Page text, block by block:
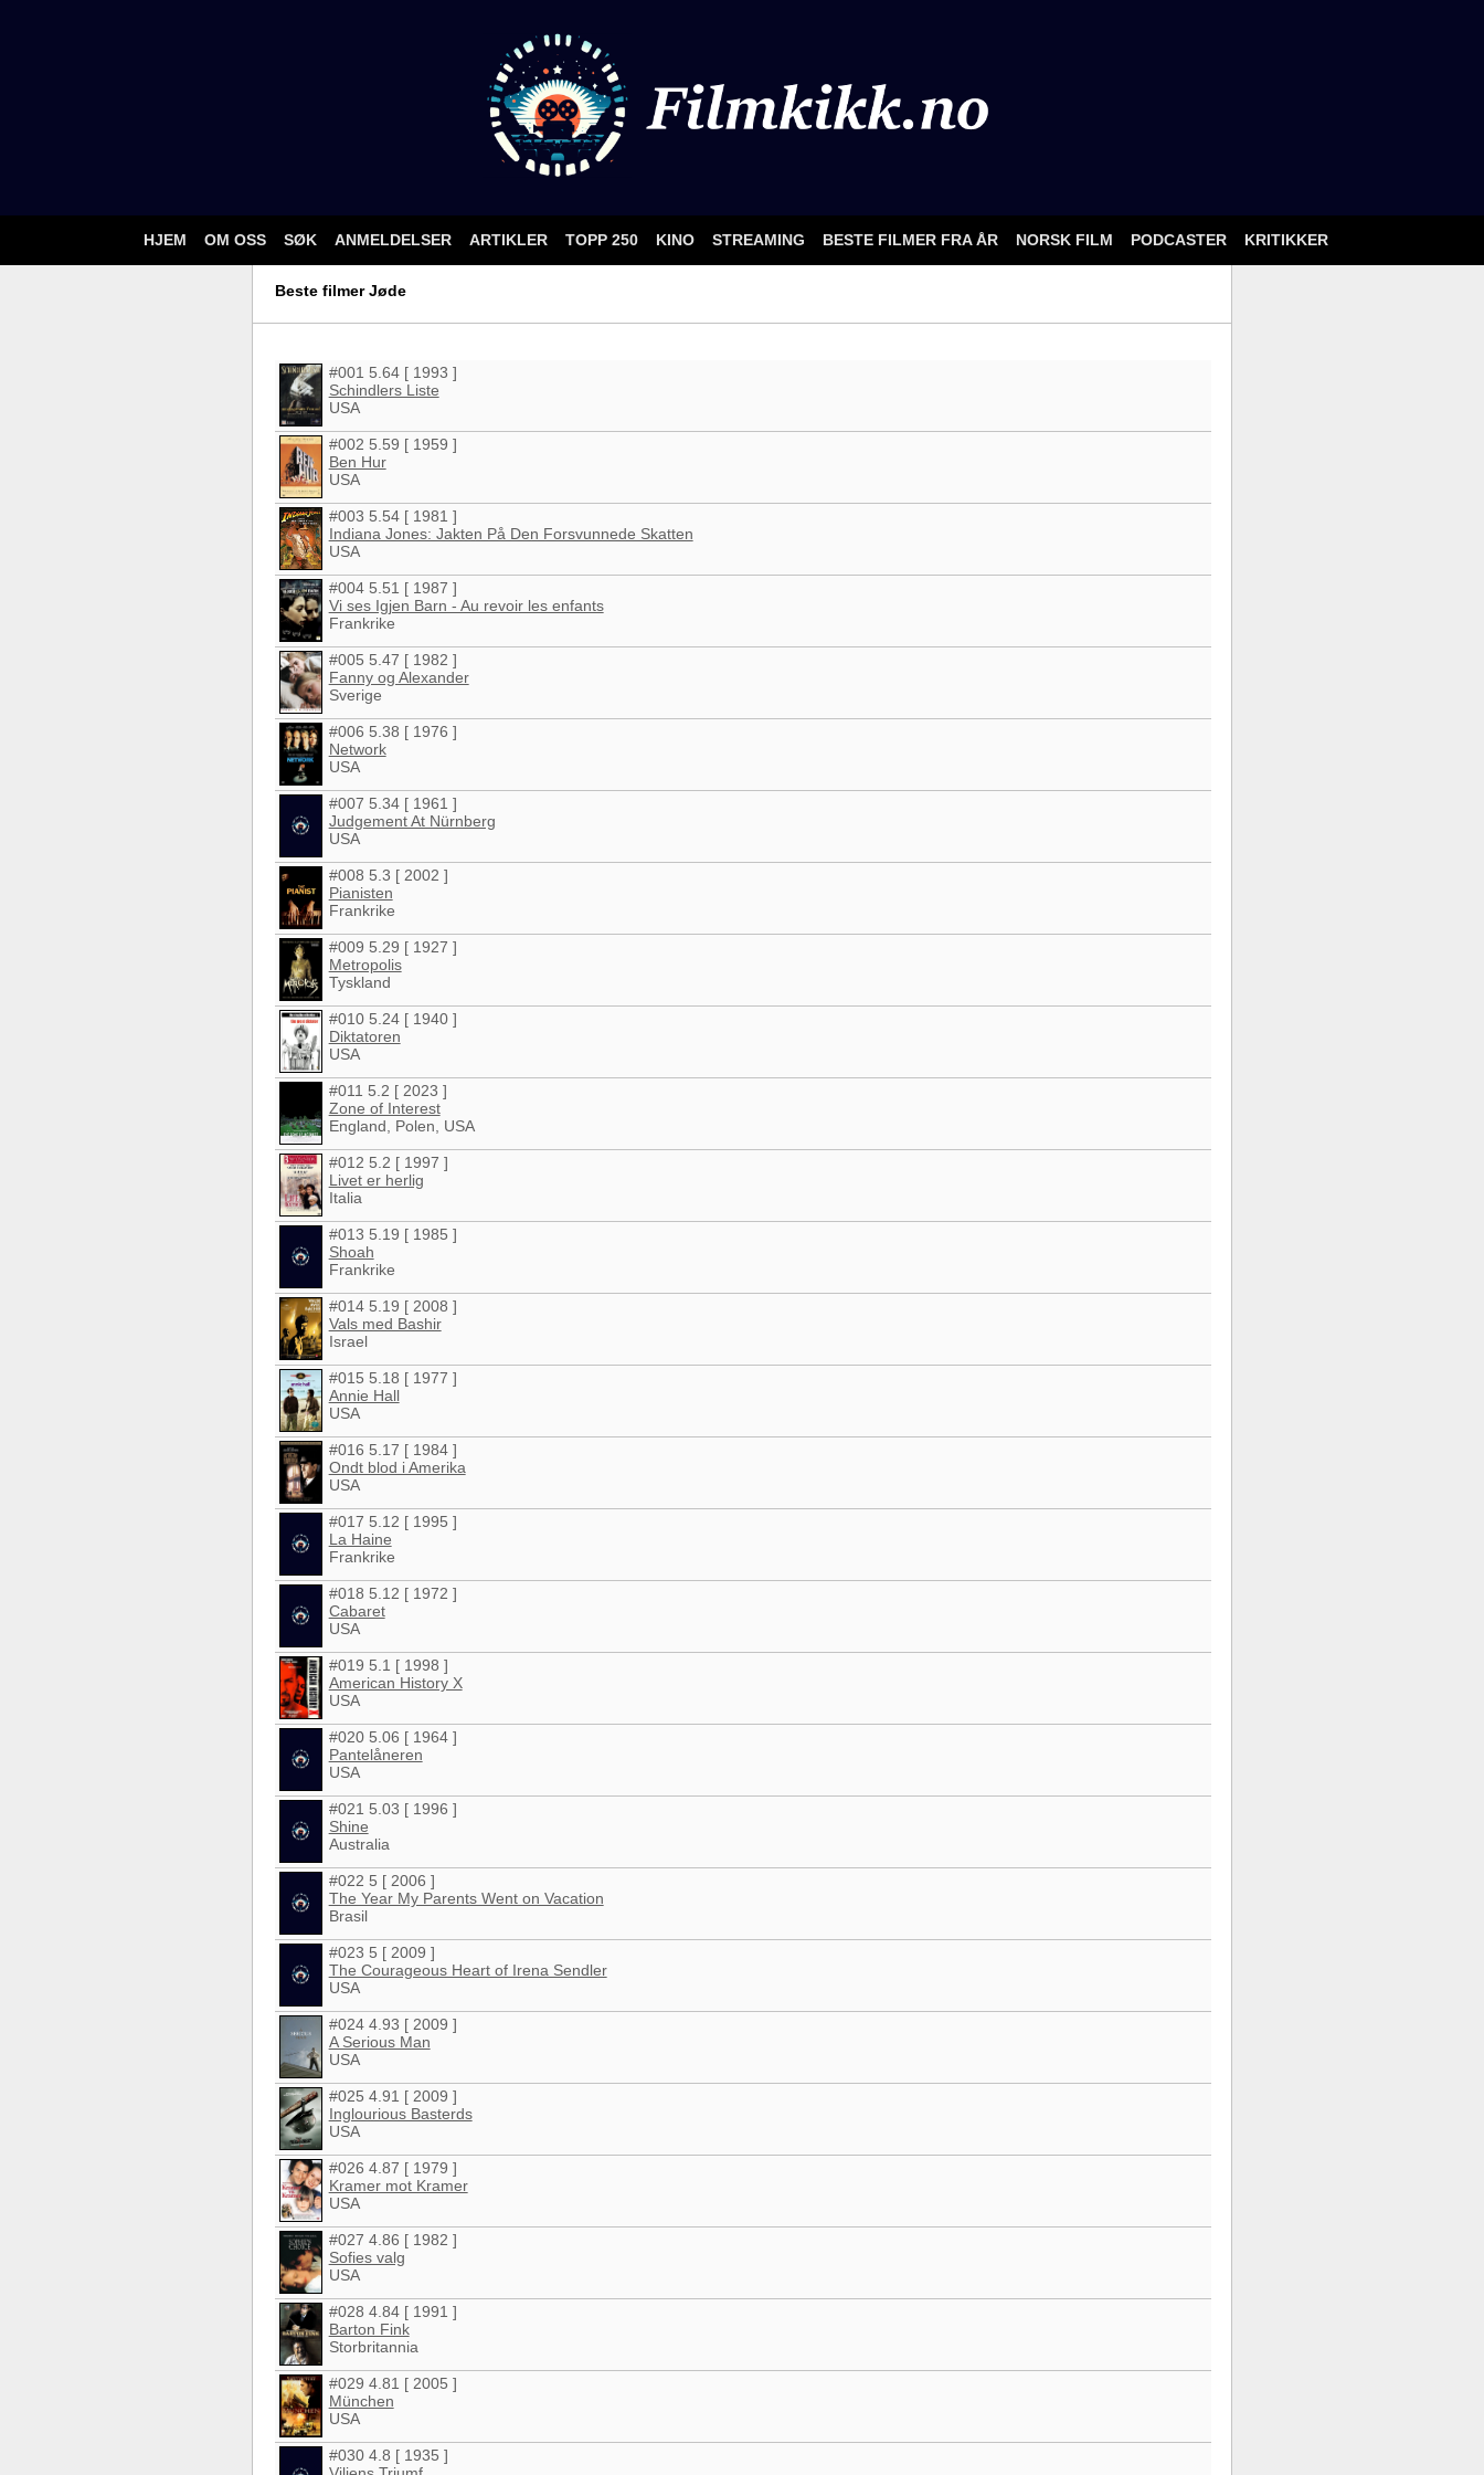
HJEM OM OSS SØK ANMELDELSER ARTIKLER TOPP 250 KINO STREAMING BESTE FILMER FRA ÅR NORSK FILM PODCASTER KRITIKKER
Beste filmer Jøde
#001 5.64 [ 1993 ]
Schindlers Liste
USA
#002 5.59 [ 1959 ]
Ben Hur
USA
#003 5.54 [ 1981 ]
Indiana Jones: Jakten På Den Forsvunnede Skatten
USA
#004 5.51 [ 1987 ]
Vi ses Igjen Barn - Au revoir les enfants
Frankrike
#005 5.47 [ 1982 ]
Fanny og Alexander
Sverige
#006 5.38 [ 1976 ]
Network
USA
#007 5.34 [ 1961 ]
Judgement At Nürnberg
USA
#008 5.3 [ 2002 ]
Pianisten
Frankrike
#009 5.29 [ 1927 ]
Metropolis
Tyskland
#010 5.24 [ 1940 ]
Diktatoren
USA
#011 5.2 [ 2023 ]
Zone of Interest
England, Polen, USA
#012 5.2 [ 1997 ]
Livet er herlig
Italia
#013 5.19 [ 1985 ]
Shoah
Frankrike
#014 5.19 [ 2008 ]
Vals med Bashir
Israel
#015 5.18 [ 1977 ]
Annie Hall
USA
#016 5.17 [ 1984 ]
Ondt blod i Amerika
USA
#017 5.12 [ 1995 ]
La Haine
Frankrike
#018 5.12 [ 1972 ]
Cabaret
USA
#019 5.1 [ 1998 ]
American History X
USA
#020 5.06 [ 1964 ]
Pantelåneren
USA
#021 5.03 [ 1996 ]
Shine
Australia
#022 5 [ 2006 ]
The Year My Parents Went on Vacation
Brasil
#023 5 [ 2009 ]
The Courageous Heart of Irena Sendler
USA
#024 4.93 [ 2009 ]
A Serious Man
USA
#025 4.91 [ 2009 ]
Inglourious Basterds
USA
#026 4.87 [ 1979 ]
Kramer mot Kramer
USA
#027 4.86 [ 1982 ]
Sofies valg
USA
#028 4.84 [ 1991 ]
Barton Fink
Storbritannia
#029 4.81 [ 2005 ]
München
USA
#030 4.8 [ 1935 ]